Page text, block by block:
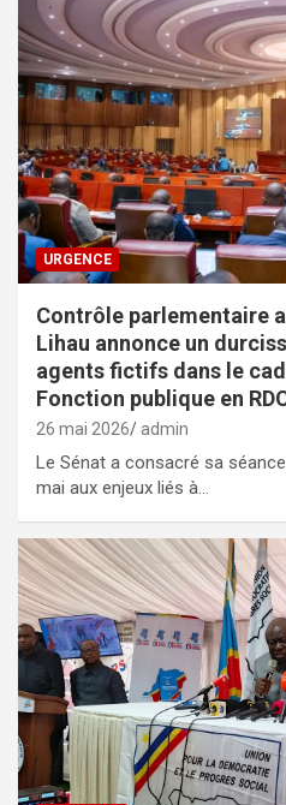
URGENCE
Contrôle parlementaire
Lihau annonce un
agents fictifs dans le
Fonction publique en
26 mai 2026 admin
Le Sénat a consacré sa
mai aux enjeux liés à…